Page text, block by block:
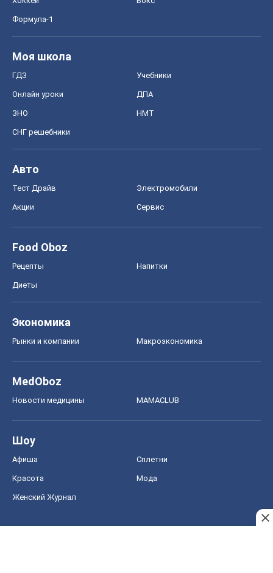
Формула-1
Моя школа
ГДЗ Учебники
Онлайн уроки ДПА
ЗНО НМТ
СНГ решебники
Авто
Тест Драйв Электромобили
Акции Сервис
Food Oboz
Рецепты Напитки
Диеты
Экономика
Рынки и компании Mакроэкономика
MedOboz
Новости медицины MAMACLUB
Шоу
Афиша Сплетни
Красота Мода
Женский Журнал